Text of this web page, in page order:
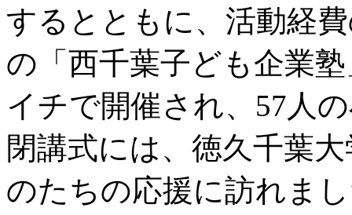
するとともに、活動経
の「西千葉子ども企業
イチで開催され、57人
閉講式には、徳久千葉
のたちの応援に訪れま